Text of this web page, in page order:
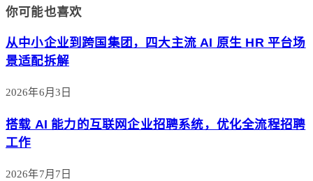
你可能也喜欢
从中小企业到跨国集团，四大主流 AI 原生 HR 平台场
景适配拆解
2026年6月3日
搭载 AI 能力的互联网企业招聘系统，优化全流程招聘
工作
2026年7月7日